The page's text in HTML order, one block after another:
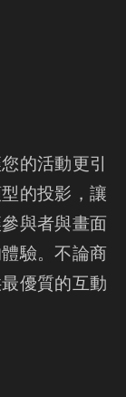
的活動更引
的投影，讓
與者與畫面
驗。不論商
優質的互動